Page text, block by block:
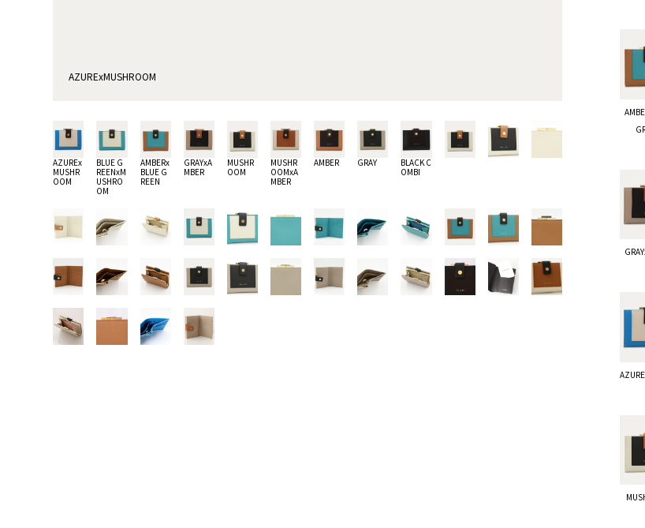
AZURExMUSHROOM BLUE
AZUREx
MUSHR
OOM
BLUE G
REENxM
USHRO
OM
AMBERx
BLUE G
REEN
GRAYxA
MBER
MUSHR
OOM
MUSHR
OOMxA
MBER
AMBER GRAY
BLACK C
OMBI